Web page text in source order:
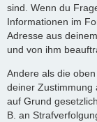
sind. Wenn du
Informationen im
Adresse aus
und von ihm
Andere als die
deiner Zustimmung
auf Grund
B. an